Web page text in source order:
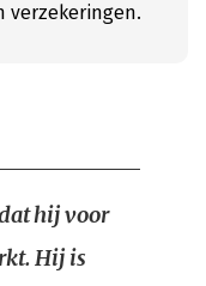
verzekeringen.
hij voor
Hij is